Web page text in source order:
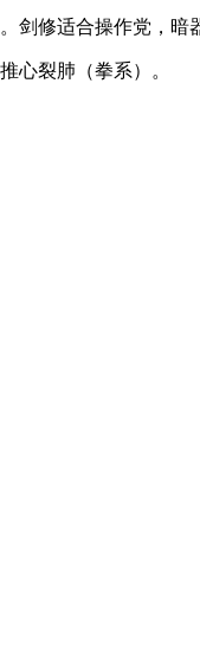
剑修适合操作党，暗
心裂肺（拳系）。